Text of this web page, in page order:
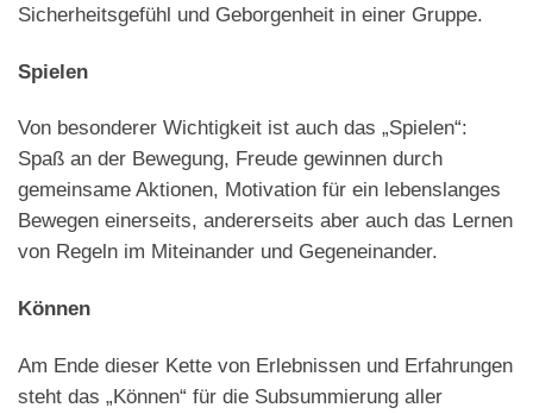
Sicherheitsgefühl und Geborgenheit in einer Gruppe.
Spielen
Von besonderer Wichtigkeit ist auch das „Spielen“:
Spaß an der Bewegung, Freude gewinnen durch
gemeinsame Aktionen, Motivation für ein lebenslanges
Bewegen einerseits, andererseits aber auch das Lernen
von Regeln im Miteinander und Gegeneinander.
Können
Am Ende dieser Kette von Erlebnissen und Erfahrungen
steht das „Können“ für die Subsummierung aller